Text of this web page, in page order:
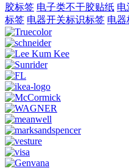
胶标签 电子类不干胶贴纸 电
标签 电器开关标识标签 电器